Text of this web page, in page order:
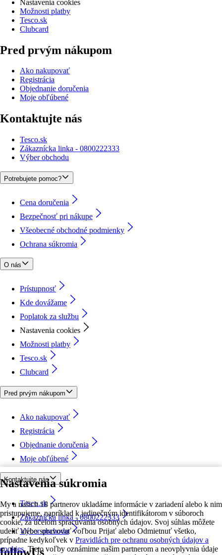
Nastavenia súkromia
My a našich 18 partnerov ukladáme informácie v zariadení alebo k nim
pristupujeme, napríklad k jedinečným identifikátorom v súboroch
cookie, za účelom spracúvania osobných údajov. Svoj súhlas môžete
udeliť alebo spravovať voľbou Prijať alebo Odmietnuť všetko,
prípadne kedykoľvek v Pravidlách pre ochranu osobných údajov a
cookies. Tieto voľby oznámime našim partnerom a neovplyvnia údaje
Nastavenia cookies
Možnosti platby
Tesco.sk
Clubcard
Pred prvým nákupom
Ako nakupovať
Registrácia
Objednanie doručenia
Moje obľúbené
Kontaktujte nás
Tesco.sk
Zákaznícka linka - 0800222333
Výber obchodu
Potrebujete pomoc?
Cena doručenia
Bezpečnosť pri nákupe
Všeobecné obchodné podmienky
Ochrana súkromia
O nás
Prístupnosť
Kde dovážame
Poplatok za službu
Nastavenia cookies
Možnosti platby
Tesco.sk
Clubcard
Pred prvým nákupom
Ako nakupovať
Registrácia
Objednanie doručenia
Moje obľúbené
Kontaktujte nás
Tesco.sk
Zákaznícka linka - 0800222333
Výber obchodu
followUs